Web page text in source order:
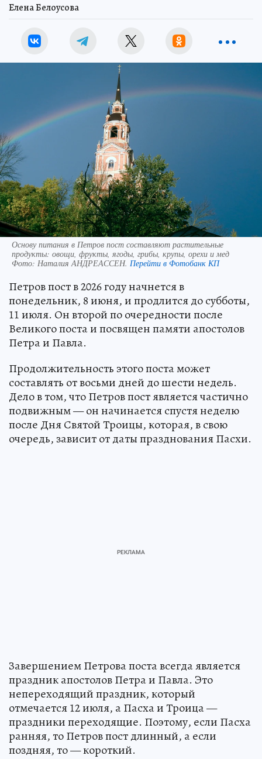
Елена Белоусова
Основу питания в Петров пост составляют растительные
продукты: овощи, фрукты, ягоды, грибы, крупы, орехи и мед
Фото: Наталия АНДРЕАССЕН. Перейти в Фотобанк КП
Петров пост в 2026 году начнется в
понедельник, 8 июня, и продлится до субботы,
11 июля. Он второй по очередности после
Великого поста и посвящен памяти апостолов
Петра и Павла.
Продолжительность этого поста может
составлять от восьми дней до шести недель.
Дело в том, что Петров пост является частично
подвижным — он начинается спустя неделю
после Дня Святой Троицы, которая, в свою
очередь, зависит от даты празднования Пасхи.
Завершением Петрова поста всегда является
праздник апостолов Петра и Павла. Это
непереходящий праздник, который
отмечается 12 июля, а Пасха и Троица —
праздники переходящие. Поэтому, если Пасха
ранняя, то Петров пост длинный, а если
поздняя, то — короткий.